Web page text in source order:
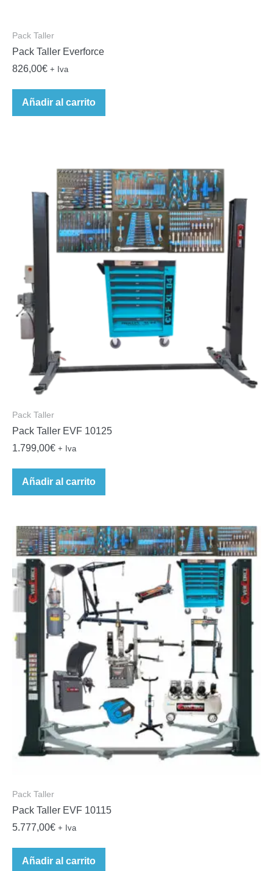
Pack Taller
Pack Taller Everforce
826,00€ + Iva
Añadir al carrito
Pack Taller
Pack Taller EVF 10125
1.799,00€ + Iva
Añadir al carrito
Pack Taller
Pack Taller EVF 10115
5.777,00€ + Iva
Añadir al carrito